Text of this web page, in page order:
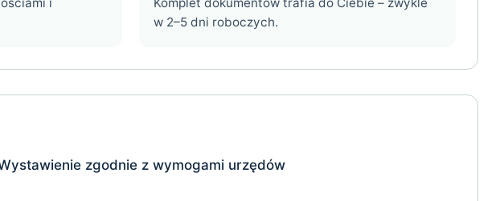
i
Komplet dokumentów trafia do Ciebie – zwykle
w 2–5 dni roboczych.
zgodnie z wymogami urzędów